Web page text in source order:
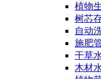
植物
树芯
自动
施肥
干草
木材